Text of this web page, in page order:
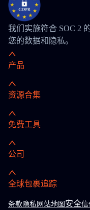
我们实施符合 SOC 2
您的数据和隐私。
产品
资源合集
免费工具
公司
全球包裹追踪
条款隐私 网站地图 安全信